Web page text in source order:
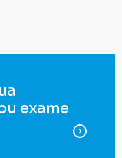
exame
para